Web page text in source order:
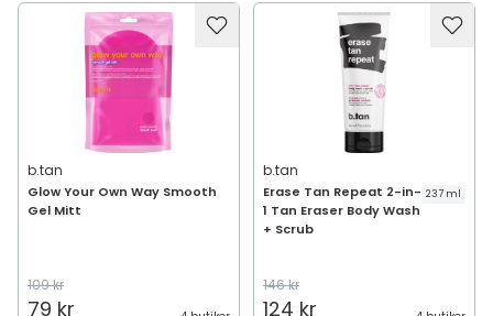
b.tan
Glow Your Own Way Smooth
Gel Mitt
109 kr
79 kr
b.tan
Erase Tan Repeat 2-in-
1 Tan Eraser Body Wash
+ Scrub
237 ml
146 kr
124 kr